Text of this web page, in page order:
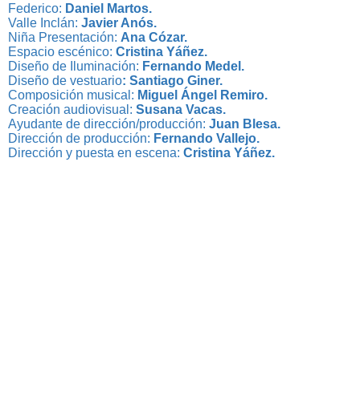
Federico: Daniel Martos.
Valle Inclán: Javier Anós.
Niña Presentación: Ana Cózar.
Espacio escénico: Cristina Yáñez.
Diseño de Iluminación: Fernando Medel.
Diseño de vestuario: Santiago Giner.
Composición musical: Miguel Ángel Remiro.
Creación audiovisual: Susana Vacas.
Ayudante de dirección/producción: Juan Blesa.
Dirección de producción: Fernando Vallejo.
Dirección y puesta en escena: Cristina Yáñez.